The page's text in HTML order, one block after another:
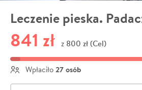
Leczenie pieska.
841 zł z 800 zł (Cel)
Wpłaciło 27 osób